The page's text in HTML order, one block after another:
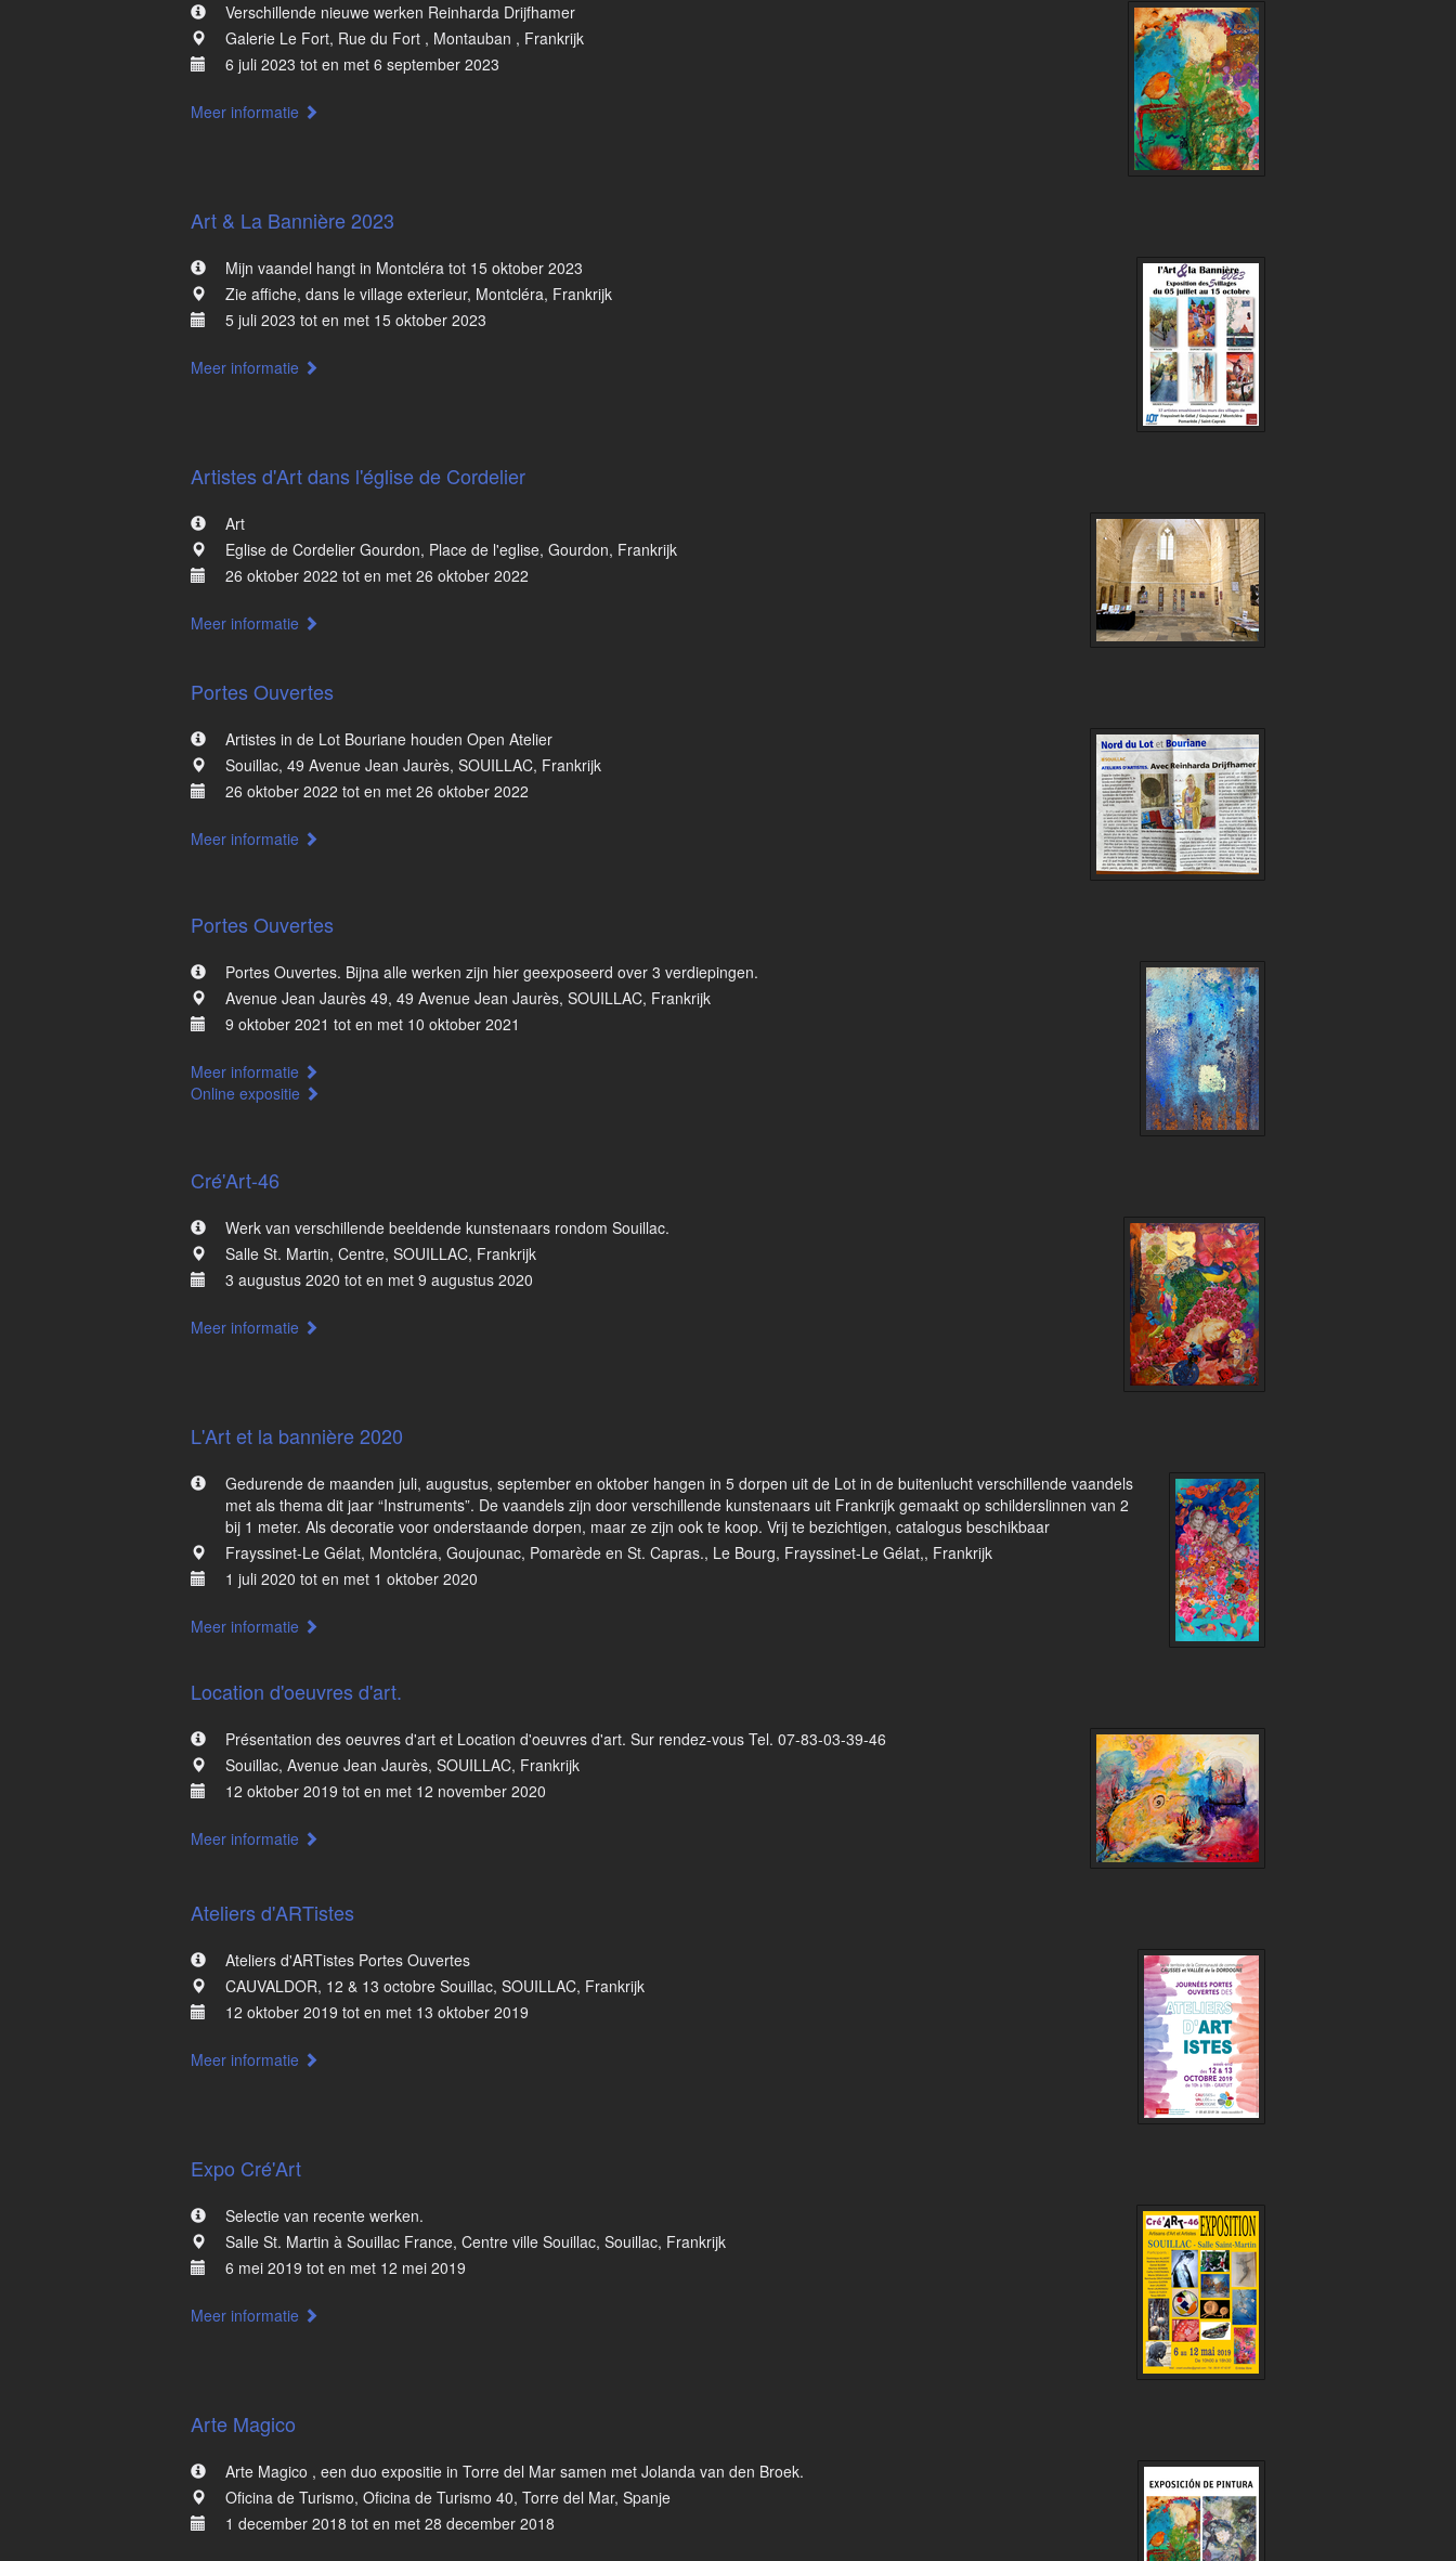
Verschillende nieuwe werken Reinharda Drijfhamer
Galerie Le Fort, Rue du Fort , Montauban , Frankrijk
6 juli 2023 tot en met 6 september 2023
Meer informatie
Art & La Bannière 2023
Mijn vaandel hangt in Montcléra tot 15 oktober 2023
Zie affiche, dans le village exterieur, Montcléra, Frankrijk
5 juli 2023 tot en met 15 oktober 2023
Meer informatie
Artistes d'Art dans l'église de Cordelier
Art
Eglise de Cordelier Gourdon, Place de l'eglise, Gourdon, Frankrijk
26 oktober 2022 tot en met 26 oktober 2022
Meer informatie
Portes Ouvertes
Artistes in de Lot Bouriane houden Open Atelier
Souillac, 49 Avenue Jean Jaurès, SOUILLAC, Frankrijk
26 oktober 2022 tot en met 26 oktober 2022
Meer informatie
Portes Ouvertes
Portes Ouvertes. Bijna alle werken zijn hier geexposeerd over 3 verdiepingen.
Avenue Jean Jaurès 49, 49 Avenue Jean Jaurès, SOUILLAC, Frankrijk
9 oktober 2021 tot en met 10 oktober 2021
Meer informatie
Online expositie
Cré'Art-46
Werk van verschillende beeldende kunstenaars rondom Souillac.
Salle St. Martin, Centre, SOUILLAC, Frankrijk
3 augustus 2020 tot en met 9 augustus 2020
Meer informatie
L'Art et la bannière 2020
Gedurende de maanden juli, augustus, september en oktober hangen in 5 dorpen uit de Lot in de buitenlucht verschillende vaandels
met als thema dit jaar “Instruments”. De vaandels zijn door verschillende kunstenaars uit Frankrijk gemaakt op schilderslinnen van 2
bij 1 meter. Als decoratie voor onderstaande dorpen, maar ze zijn ook te koop. Vrij te bezichtigen, catalogus beschikbaar
Frayssinet-Le Gélat, Montcléra, Goujounac, Pomarède en St. Capras., Le Bourg, Frayssinet-Le Gélat,, Frankrijk
1 juli 2020 tot en met 1 oktober 2020
Meer informatie
Location d'oeuvres d'art.
Présentation des oeuvres d'art et Location d'oeuvres d'art. Sur rendez-vous Tel. 07-83-03-39-46
Souillac, Avenue Jean Jaurès, SOUILLAC, Frankrijk
12 oktober 2019 tot en met 12 november 2020
Meer informatie
Ateliers d'ARTistes
Ateliers d'ARTistes Portes Ouvertes
CAUVALDOR, 12 & 13 octobre Souillac, SOUILLAC, Frankrijk
12 oktober 2019 tot en met 13 oktober 2019
Meer informatie
Expo Cré'Art
Selectie van recente werken.
Salle St. Martin à Souillac France, Centre ville Souillac, Souillac, Frankrijk
6 mei 2019 tot en met 12 mei 2019
Meer informatie
Arte Magico
Arte Magico , een duo expositie in Torre del Mar samen met Jolanda van den Broek.
Oficina de Turismo, Oficina de Turismo 40, Torre del Mar, Spanje
1 december 2018 tot en met 28 december 2018